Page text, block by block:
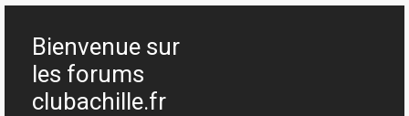
h
Bienvenue sur
les forums
clubachille.fr